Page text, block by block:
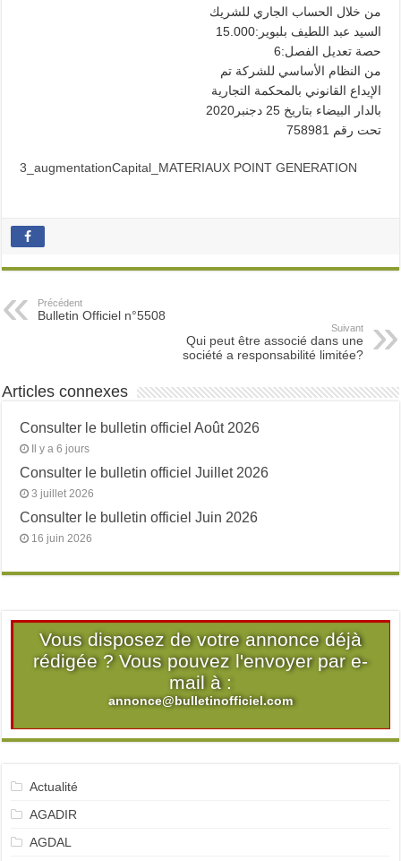
من خلال الحساب الجاري للشريك
15.000:السيد عبد اللطيف بلبوير
6:حصة تعديل الفصل
من النظام الأساسي للشركة تم
الإيداع القانوني بالمحكمة التجارية
2020بالدار البيضاء بتاريخ 25 دجنبر
تحت رقم 758981
3_augmentationCapital_MATERIAUX POINT GENERATION
Précédent
Bulletin Officiel n°5508
Suivant
Qui peut être associé dans une
société a responsabilité limitée?
Articles connexes
Consulter le bulletin officiel Août 2026
Il y a 6 jours
Consulter le bulletin officiel Juillet 2026
3 juillet 2026
Consulter le bulletin officiel Juin 2026
16 juin 2026
Vous disposez de votre annonce déjà
rédigée ? Vous pouvez l'envoyer par e-
mail à :
annonce@bulletinofficiel.com
Actualité
AGADIR
AGDAL